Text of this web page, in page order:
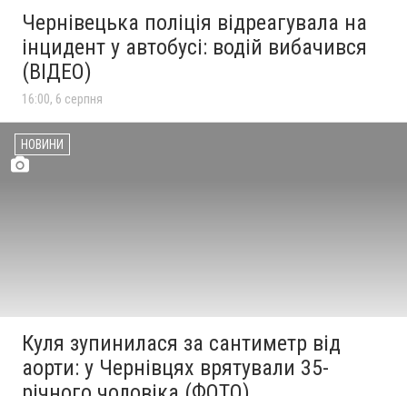
Чернівецька поліція відреагувала на
інцидент у автобусі: водій вибачився
(ВІДЕО)
16:00, 6 серпня
НОВИНИ
Куля зупинилася за сантиметр від
аорти: у Чернівцях врятували 35-